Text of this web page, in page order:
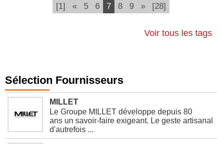
[1] « 5 6 7(current)
8 9 » [28]
Voir tous les tags
Sélection Fournisseurs
MILLET
Le Groupe MILLET développe depuis 80
ans un savoir-faire exigeant. Le geste artisanal
d'autrefois ...